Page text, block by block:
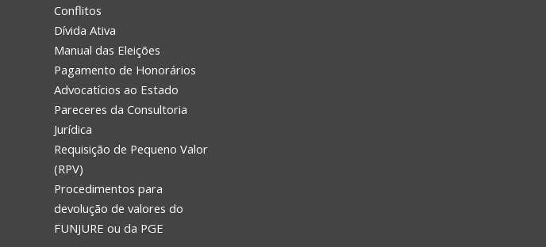
Conflitos
Dívida Ativa
Manual das Eleições
Pagamento de Honorários
Advocatícios ao Estado
Pareceres da Consultoria
Jurídica
Requisição de Pequeno Valor
(RPV)
Procedimentos para
devolução de valores do
FUNJURE ou da PGE